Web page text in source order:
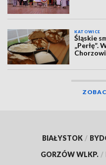
KATOWICE
Śląskie
„Perłę”.
BIAŁYSTOK /
GORZÓW WLKP. /